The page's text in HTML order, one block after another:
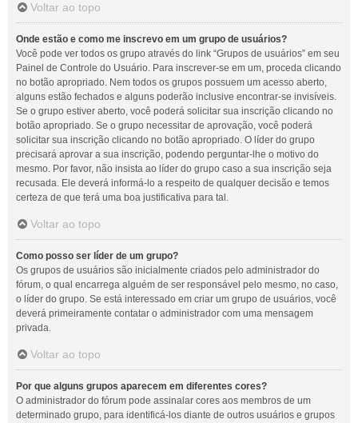
Voltar ao topo
Onde estão e como me inscrevo em um grupo de usuários?
Você pode ver todos os grupo através do link “Grupos de usuários” em seu
Painel de Controle do Usuário. Para inscrever-se em um, proceda clicando
no botão apropriado. Nem todos os grupos possuem um acesso aberto,
alguns estão fechados e alguns poderão inclusive encontrar-se invisíveis.
Se o grupo estiver aberto, você poderá solicitar sua inscrição clicando no
botão apropriado. Se o grupo necessitar de aprovação, você poderá
solicitar sua inscrição clicando no botão apropriado. O líder do grupo
precisará aprovar a sua inscrição, podendo perguntar-lhe o motivo do
mesmo. Por favor, não insista ao líder do grupo caso a sua inscrição seja
recusada. Ele deverá informá-lo a respeito de qualquer decisão e temos
certeza de que terá uma boa justificativa para tal.
Voltar ao topo
Como posso ser líder de um grupo?
Os grupos de usuários são inicialmente criados pelo administrador do
fórum, o qual encarrega alguém de ser responsável pelo mesmo, no caso,
o líder do grupo. Se está interessado em criar um grupo de usuários, você
deverá primeiramente contatar o administrador com uma mensagem
privada.
Voltar ao topo
Por que alguns grupos aparecem em diferentes cores?
O administrador do fórum pode assinalar cores aos membros de um
determinado grupo, para identificá-los diante de outros usuários e grupos